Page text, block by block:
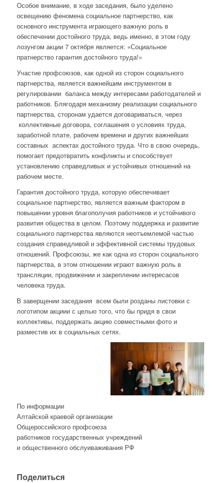
Особое внимание, в ходе заседания, было уделено
освещению феномена социальное партнерство, как
основного инструмента играющего важную роль в
обеспечении достойного труда, ведь именно, в этом году
лозунгом акции 7 октября является: «Социальное
пратнерство гарантия достойного труда!»
Участие профсоюзов, как одной из сторон социального
партнерства, является важнейшим инструментом в
регулировании баланса между интересами работодателей и
работников. Блягодаря механизму реализации социального
партнерства, сторонам удается договариваться, через
коллективные договора, соглашения о условиях труда,
заработной плате, рабочем времени и других важнейших
составных аспектах достойного труда. Что в свою очередь,
помогает предотвратить конфликты и способствует
установлению справедливых и устойчивых отношений на
рабочем месте.
Гарантия достойного труда, которую обеспечивает
социальное партнерство, является важным фактором в
повышении уровня благополучия работников и устойчивого
развития общества в целом. Поэтому поддержка и развитие
социального партнерства являются неотъемлемой частью
создания справедливой и эффективной системы трудовых
отношений. Профсоюзы, же как одна из сторон социального
партнерства, в этом отношении играют важную роль в
трансляции, продвижении и закреплении интересасов
человека труда.
В заверщении заседания всем были розданы листовки с
логотипом акциии с целью того, что бы придя в свои
коллективы, поддержать акцию совместными фото и
разместив их в социальных сетях.
По информации
Алтайской краевой организации
Общероссийского профсоюза
работников государственных учреждений
и общественного обслуиваживания РФ
Поделиться